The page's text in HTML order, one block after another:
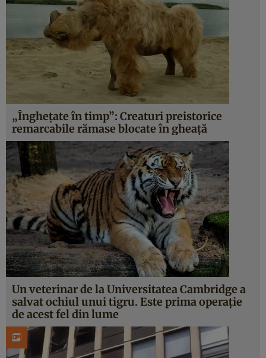
„Înghețate în timp”: Creaturi preistorice
remarcabile rămase blocate în gheață
Un veterinar de la Universitatea Cambridge a
salvat ochiul unui tigru. Este prima operație
de acest fel din lume